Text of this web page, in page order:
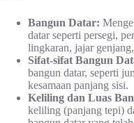
Bangun Datar:
datar seperti persegi,
lingkaran, jajar
Sifat-sifat Bangun
bangun datar, seperti
kesamaan panjang sisi.
Keliling dan Luas
keliling (panjang tepi)